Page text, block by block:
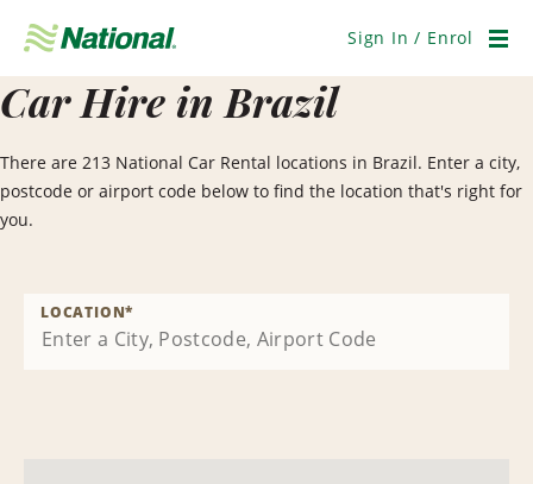
Navigation
Sign In / Enrol
Car Hire in Brazil
There are 213 National Car Rental locations in Brazil. Enter a city,
postcode or airport code below to find the location that's right for
you.
LOCATION*